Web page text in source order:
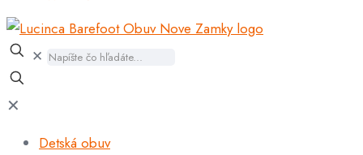
✕
✕
Detská obuv